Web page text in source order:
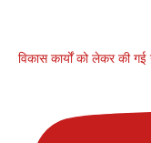
विकास कार्यों को लेकर की